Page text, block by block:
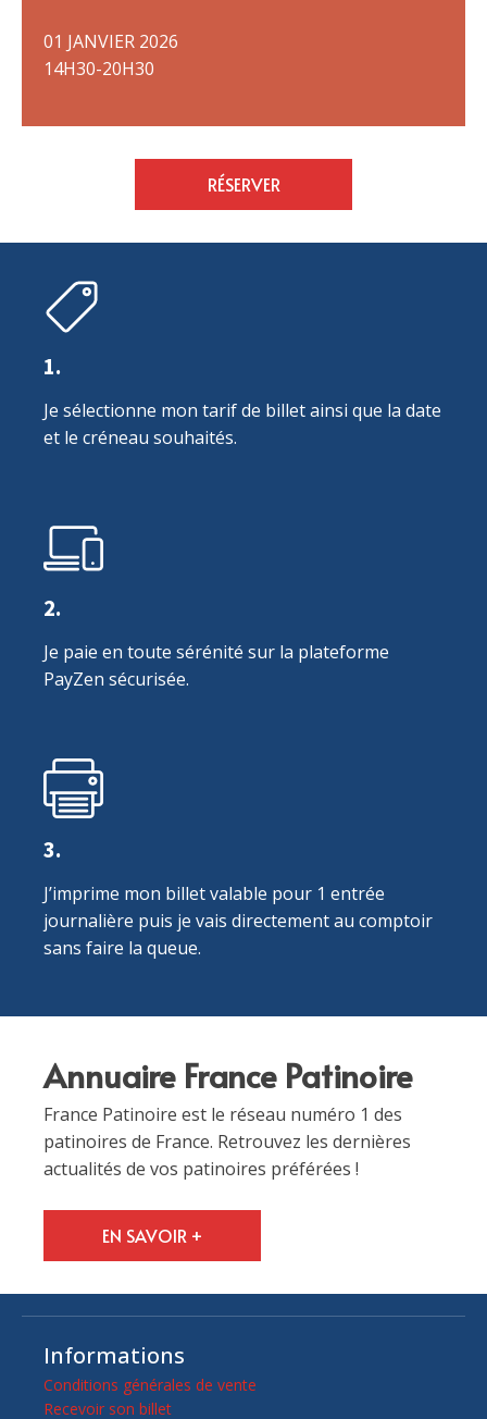
01 JANVIER 2026
14H30-20H30
RÉSERVER
1.
Je sélectionne mon tarif de billet ainsi que la date
et le créneau souhaités.
2.
Je paie en toute sérénité sur la plateforme
PayZen sécurisée.
3.
J’imprime mon billet valable pour 1 entrée
journalière puis je vais directement au comptoir
sans faire la queue.
Annuaire France Patinoire
France Patinoire est le réseau numéro 1 des
patinoires de France. Retrouvez les dernières
actualités de vos patinoires préférées !
EN SAVOIR +
Informations
Conditions générales de vente
Recevoir son billet